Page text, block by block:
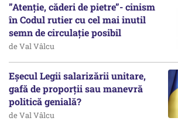
”Atenție, căderi de pietre”- cinism
în Codul rutier cu cel mai inutil
semn de circulație posibil
de Val Vâlcu
Eșecul Legii salarizării unitare,
gafă de proporții sau manevră
politică genială?
de Val Vâlcu